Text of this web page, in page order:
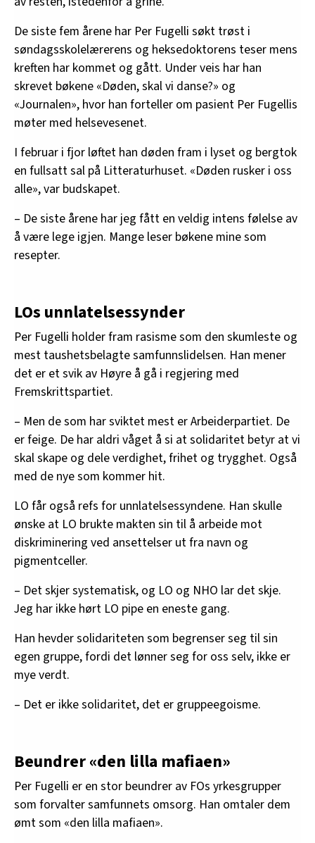
De siste fem årene har Per Fugelli søkt trøst i
søndagsskolelærerens og heksedoktorens teser mens
kreften har kommet og gått. Under veis har han
skrevet bøkene «Døden, skal vi danse?» og
«Journalen», hvor han forteller om pasient Per Fugellis
møter med helsevesenet.
I februar i fjor løftet han døden fram i lyset og bergtok
en fullsatt sal på Litteraturhuset. «Døden rusker i oss
alle», var budskapet.
– De siste årene har jeg fått en veldig intens følelse av
å være lege igjen. Mange leser bøkene mine som
resepter.
LOs unnlatelsessynder
Per Fugelli holder fram rasisme som den skumleste og
mest taushetsbelagte samfunnslidelsen. Han mener
det er et svik av Høyre å gå i regjering med
Fremskrittspartiet.
– Men de som har sviktet mest er Arbeiderpartiet. De
er feige. De har aldri våget å si at solidaritet betyr at vi
skal skape og dele verdighet, frihet og trygghet. Også
med de nye som kommer hit.
LO får også refs for unnlatelsessyndene. Han skulle
ønske at LO brukte makten sin til å arbeide mot
diskriminering ved ansettelser ut fra navn og
pigmentceller.
– Det skjer systematisk, og LO og NHO lar det skje.
Jeg har ikke hørt LO pipe en eneste gang.
Han hevder solidariteten som begrenser seg til sin
egen gruppe, fordi det lønner seg for oss selv, ikke er
mye verdt.
– Det er ikke solidaritet, det er gruppeegoisme.
Beundrer «den lilla mafiaen»
Per Fugelli er en stor beundrer av FOs yrkesgrupper
som forvalter samfunnets omsorg. Han omtaler dem
ømt som «den lilla mafiaen».